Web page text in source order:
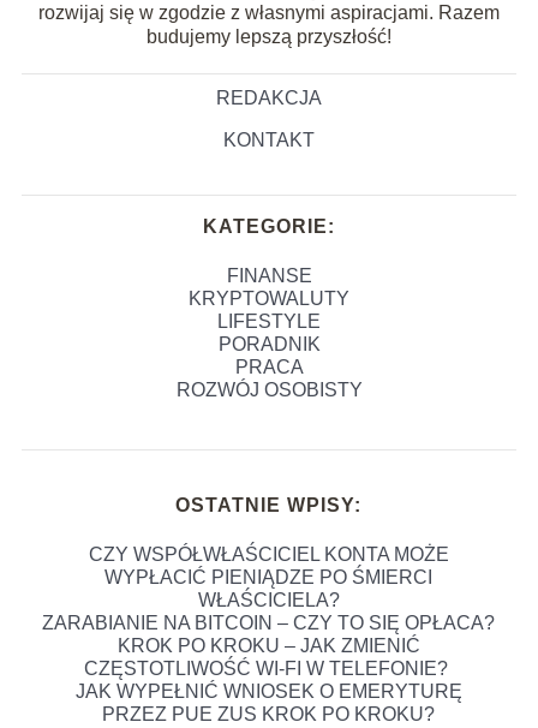
rozwijaj się w zgodzie z własnymi aspiracjami. Razem
budujemy lepszą przyszłość!
REDAKCJA
KONTAKT
KATEGORIE:
FINANSE
KRYPTOWALUTY
LIFESTYLE
PORADNIK
PRACA
ROZWÓJ OSOBISTY
OSTATNIE WPISY:
CZY WSPÓŁWŁAŚCICIEL KONTA MOŻE
WYPŁACIĆ PIENIĄDZE PO ŚMIERCI
WŁAŚCICIELA?
ZARABIANIE NA BITCOIN – CZY TO SIĘ OPŁACA?
KROK PO KROKU – JAK ZMIENIĆ
CZĘSTOTLIWOŚĆ WI-FI W TELEFONIE?
JAK WYPEŁNIĆ WNIOSEK O EMERYTURĘ
PRZEZ PUE ZUS KROK PO KROKU?